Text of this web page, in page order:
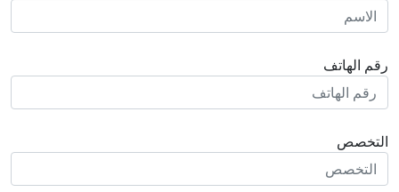
رقم الهاتف
التخصص